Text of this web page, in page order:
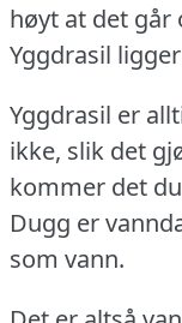
høyt at det går
Yggdrasil
Yggdrasil er
ikke, slik det
kommer det
Dugg er
som vann.